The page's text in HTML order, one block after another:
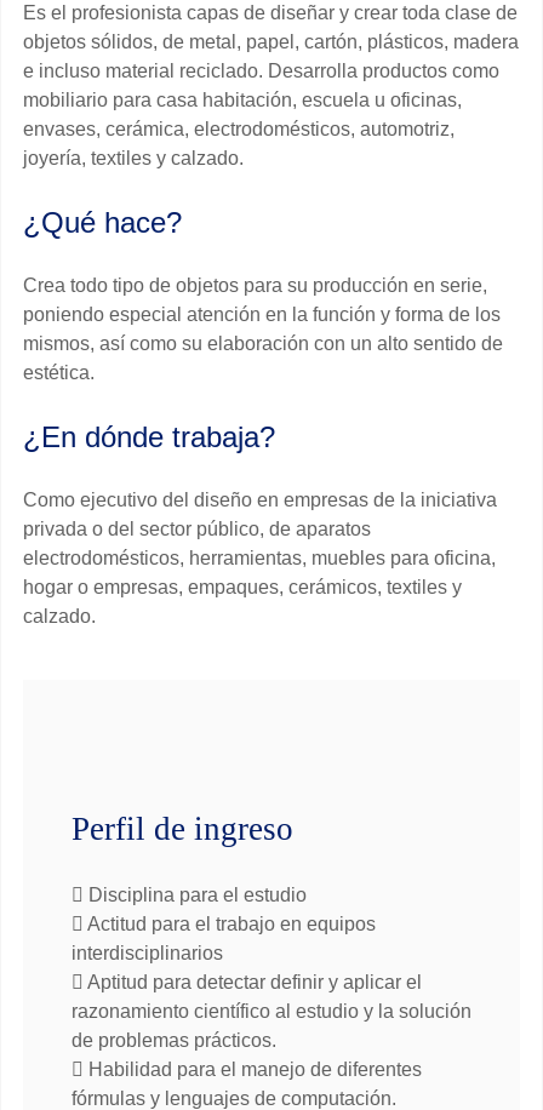
Es el profesionista capas de diseñar y crear toda clase de
objetos sólidos, de metal, papel, cartón, plásticos, madera
e incluso material reciclado. Desarrolla productos como
mobiliario para casa habitación, escuela u oficinas,
envases, cerámica, electrodomésticos, automotriz,
joyería, textiles y calzado.
¿Qué hace?
Crea todo tipo de objetos para su producción en serie,
poniendo especial atención en la función y forma de los
mismos, así como su elaboración con un alto sentido de
estética.
¿En dónde trabaja?
Como ejecutivo del diseño en empresas de la iniciativa
privada o del sector público, de aparatos
electrodomésticos, herramientas, muebles para oficina,
hogar o empresas, empaques, cerámicos, textiles y
calzado.
Perfil de ingreso
Disciplina para el estudio
Actitud para el trabajo en equipos
interdisciplinarios
Aptitud para detectar definir y aplicar el
razonamiento científico al estudio y la solución
de problemas prácticos.
Habilidad para el manejo de diferentes
fórmulas y lenguajes de computación.